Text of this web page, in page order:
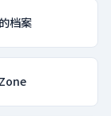
档案